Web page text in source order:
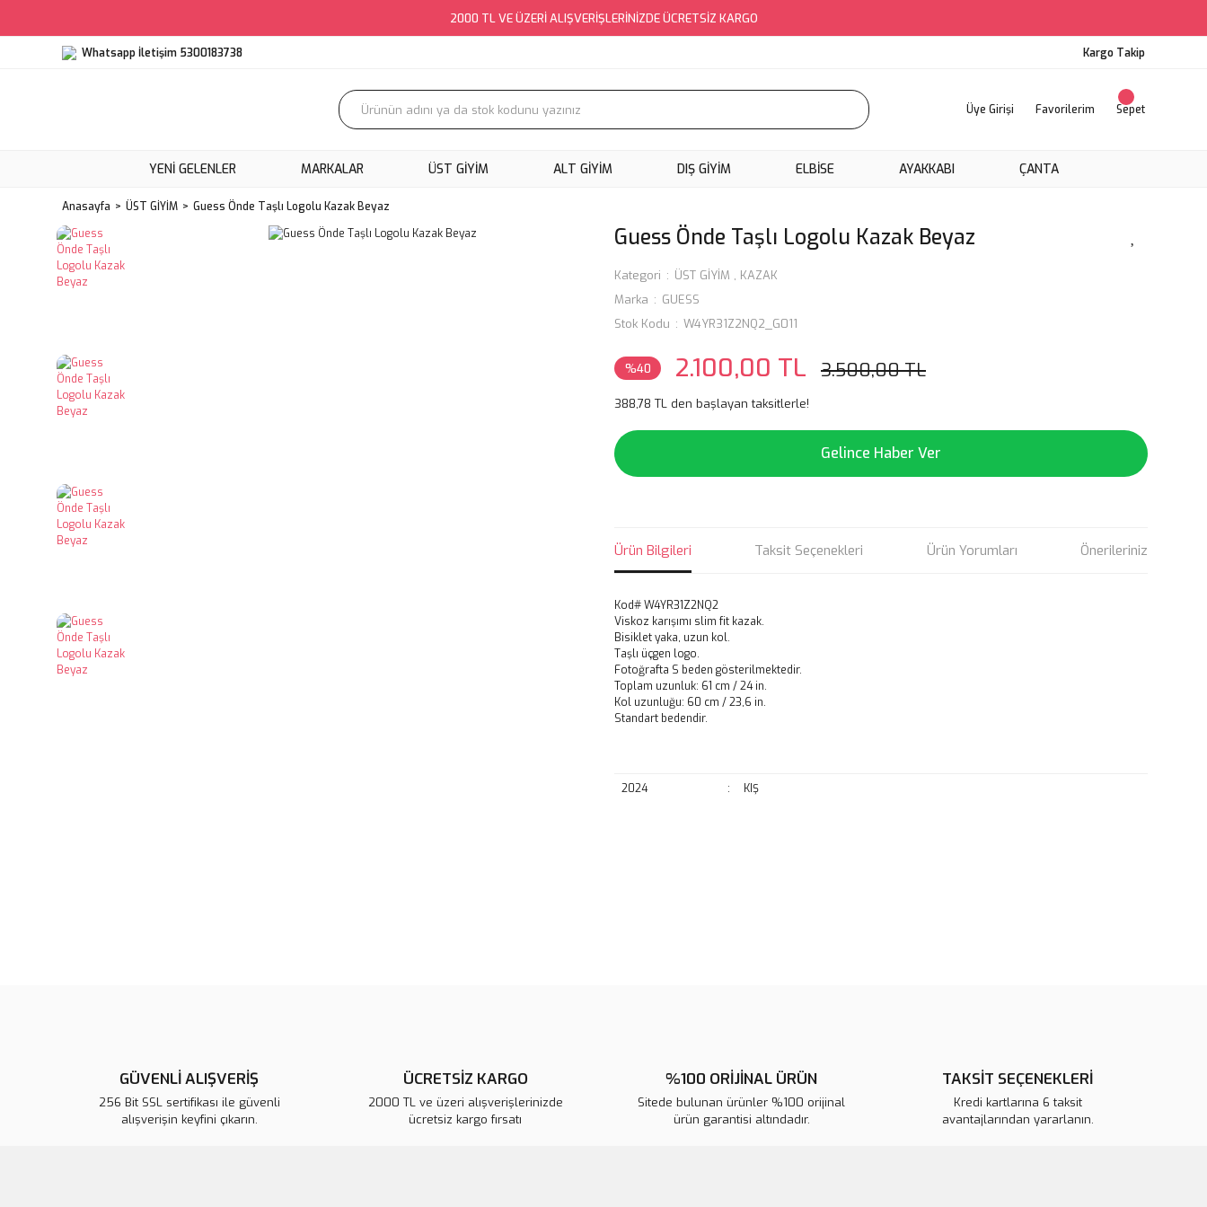
2000 TL VE ÜZERİ ALIŞVERİŞLERİNİZDE ÜCRETSİZ KARGO
Whatsapp İletişim 5300183738 Kargo Takip
Üye Girişi Favorilerim Sepet
YENI GELENLER MARKALAR ÜST GİYİM ALT GİYİM DIŞ GİYİM ELBİSE AYAKKABI ÇANTA
Anasayfa ÜST GİYİM Guess Önde Taşlı Logolu Kazak Beyaz
Guess Önde Taşlı Logolu Kazak Beyaz
Kategori ÜST GİYİM , KAZAK
Marka
GUESS
Stok Kodu
W4YR31Z2NQ2_G011
%40 2.100,00 TL 3.500,00 TL
388,78 TL den başlayan taksitlerle!
Gelince Haber Ver
Ürün Bilgileri Taksit Seçenekleri Ürün Yorumları Önerileriniz
Kod# W4YR31Z2NQ2
Viskoz karışımı slim fit kazak.
Bisiklet yaka, uzun kol.
Taşlı üçgen logo.
Fotoğrafta S beden gösterilmektedir.
Toplam uzunluk: 61 cm / 24 in.
Kol uzunluğu: 60 cm / 23,6 in.
Standart bedendir.
2024 : KIŞ
GÜVENLİ ALIŞVERİŞ
256 Bit SSL sertifikası ile güvenli
alışverişin keyfini çıkarın.
ÜCRETSİZ KARGO
2000 TL ve üzeri alışverişlerinizde
ücretsiz kargo fırsatı
%100 ORİJİNAL ÜRÜN
Sitede bulunan ürünler %100 orijinal
ürün garantisi altındadır.
TAKSİT SEÇENEKLERİ
Kredi kartlarına 6 taksit
avantajlarından yararlanın.